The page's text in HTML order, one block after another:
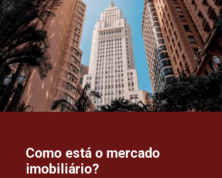
Como está o mercado
imobiliário?